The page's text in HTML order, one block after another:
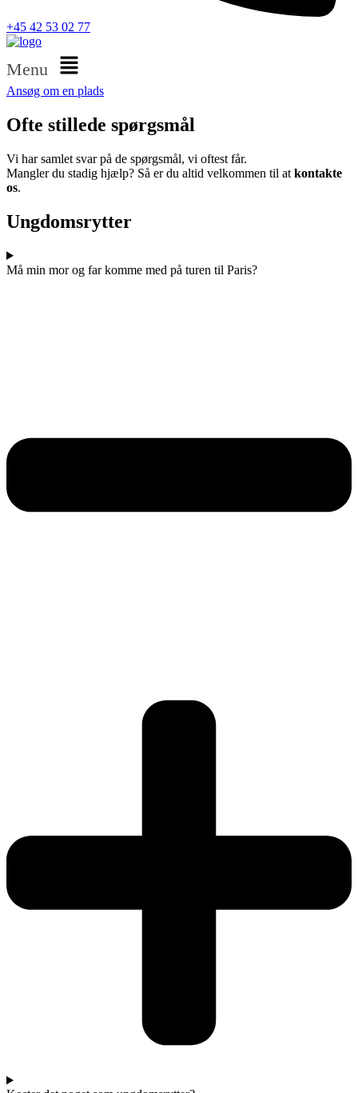
+45 42 53 02 77
Menu
Ansøg om en plads
Ofte stillede spørgsmål
Vi har samlet svar på de spørgsmål, vi oftest får.
Mangler du stadig hjælp? Så er du altid velkommen til at kontakte
os.
Ungdomsrytter
Må min mor og far komme med på turen til Paris?